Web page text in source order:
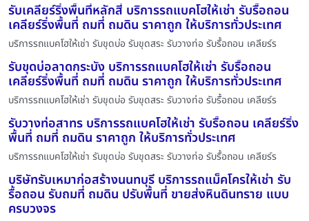
รับเคลียร์ริ่งพื้นที่หลักสี่ บริการรถแบคโฮให้เช่า รับรื้อถอน
เคลียร์ริ่งพื้นที่ ถมที่ ถมดิน ราคาถูก ให้บริการทั่วประเทศ
บริการรถแบคโฮให้เช่า รับขุดบ่อ รับขุดสระ รับวางท่อ รับรื้อถอน เคลียร์ร
รับขุดบ่อลาดกระบัง บริการรถแบคโฮให้เช่า รับรื้อถอน
เคลียร์ริ่งพื้นที่ ถมที่ ถมดิน ราคาถูก ให้บริการทั่วประเทศ
บริการรถแบคโฮให้เช่า รับขุดบ่อ รับขุดสระ รับวางท่อ รับรื้อถอน เคลียร์ร
รับวางท่อสาทร บริการรถแบคโฮให้เช่า รับรื้อถอน เคลียร์ริ่ง
พื้นที่ ถมที่ ถมดิน ราคาถูก ให้บริการทั่วประเทศ
บริการรถแบคโฮให้เช่า รับขุดบ่อ รับขุดสระ รับวางท่อ รับรื้อถอน เคลียร์ร
บริษัทรับเหมาก่อสร้างนนทบุรี บริการรถแม็คโครให้เช่า รับ
รื้อถอน รับถมที่ ถมดิน ปรับพื้นที่ ขายส่งหินดินทราย แบบ
ครบวงจร